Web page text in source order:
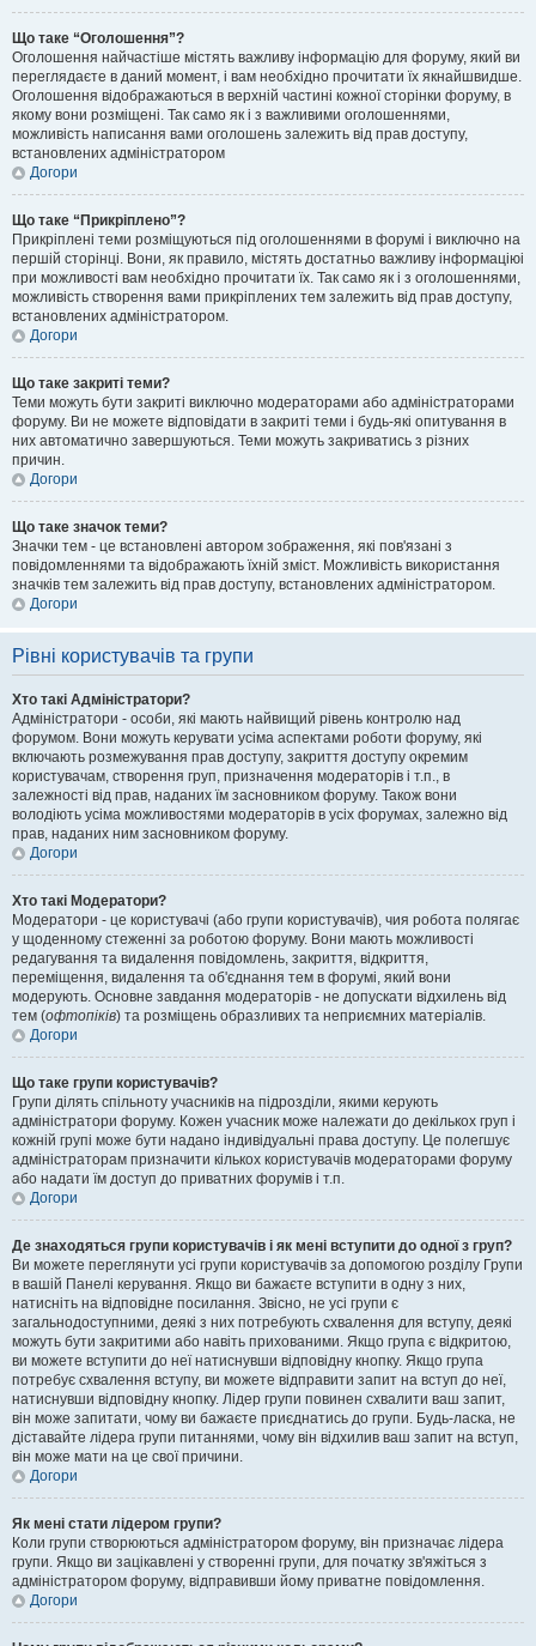
Що таке “Оголошення”?
Оголошення найчастіше містять важливу інформацію для форуму, який ви
переглядаєте в даний момент, і вам необхідно прочитати їх якнайшвидше.
Оголошення відображаються в верхній частині кожної сторінки форуму, в
якому вони розміщені. Так само як і з важливими оголошеннями,
можливість написання вами оголошень залежить від прав доступу,
встановлених адміністратором
Догори
Що таке “Прикріплено”?
Прикріплені теми розміщуються під оголошеннями в форумі і виключно на
першій сторінці. Вони, як правило, містять достатньо важливу інформаціюі
при можливості вам необхідно прочитати їх. Так само як і з оголошеннями,
можливість створення вами прикріплених тем залежить від прав доступу,
встановлених адміністратором.
Догори
Що таке закриті теми?
Теми можуть бути закриті виключно модераторами або адміністраторами
форуму. Ви не можете відповідати в закриті теми і будь-які опитування в
них автоматично завершуються. Теми можуть закриватись з різних
причин.
Догори
Що таке значок теми?
Значки тем - це встановлені автором зображення, які пов'язані з
повідомленнями та відображають їхній зміст. Можливість використання
значків тем залежить від прав доступу, встановлених адміністратором.
Догори
Рівні користувачів та групи
Хто такі Адміністратори?
Адміністратори - особи, які мають найвищий рівень контролю над
форумом. Вони можуть керувати усіма аспектами роботи форуму, які
включають розмежування прав доступу, закриття доступу окремим
користувачам, створення груп, призначення модераторів і т.п., в
залежності від прав, наданих їм засновником форуму. Також вони
володіють усіма можливостями модераторів в усіх форумах, залежно від
прав, наданих ним засновником форуму.
Догори
Хто такі Модератори?
Модератори - це користувачі (або групи користувачів), чия робота полягає
у щоденному стеженні за роботою форуму. Вони мають можливості
редагування та видалення повідомлень, закриття, відкриття,
переміщення, видалення та об'єднання тем в форумі, який вони
модерують. Основне завдання модераторів - не допускати відхилень від
тем (офтопіків) та розміщень образливих та неприємних матеріалів.
Догори
Що таке групи користувачів?
Групи ділять спільноту учасників на підрозділи, якими керують
адміністратори форуму. Кожен учасник може належати до декількох груп і
кожній групі може бути надано індивідуальні права доступу. Це полегшує
адміністраторам призначити кількох користувачів модераторами форуму
або надати їм доступ до приватних форумів і т.п.
Догори
Де знаходяться групи користувачів і як мені вступити до одної з груп?
Ви можете переглянути усі групи користувачів за допомогою розділу Групи
в вашій Панелі керування. Якщо ви бажаєте вступити в одну з них,
натисніть на відповідне посилання. Звісно, не усі групи є
загальнодоступними, деякі з них потребують схвалення для вступу, деякі
можуть бути закритими або навіть прихованими. Якщо група є відкритою,
ви можете вступити до неї натиснувши відповідну кнопку. Якщо група
потребує схвалення вступу, ви можете відправити запит на вступ до неї,
натиснувши відповідну кнопку. Лідер групи повинен схвалити ваш запит,
він може запитати, чому ви бажаєте приєднатись до групи. Будь-ласка, не
діставайте лідера групи питаннями, чому він відхилив ваш запит на вступ,
він може мати на це свої причини.
Догори
Як мені стати лідером групи?
Коли групи створюються адміністратором форуму, він призначає лідера
групи. Якщо ви зацікавлені у створенні групи, для початку зв'яжіться з
адміністратором форуму, відправивши йому приватне повідомлення.
Догори